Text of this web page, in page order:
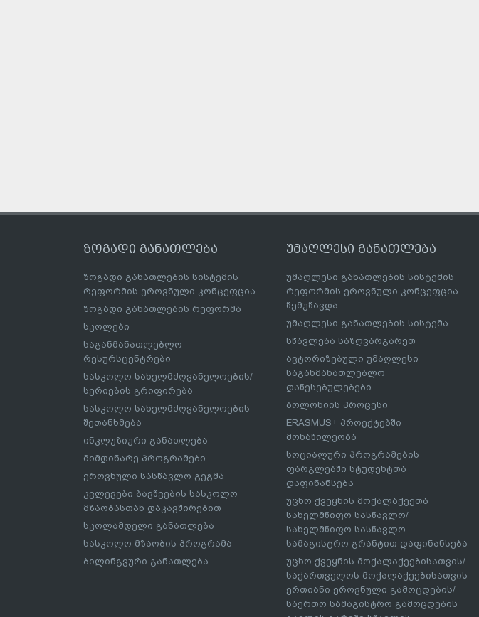
ზოგადი განათლება
ზოგადი განათლების სისტემის
რეფორმის ეროვნული კონცეფცია
ზოგადი განათლების რეფორმა
სკოლები
საგანმანათლებლო
რესურსცენტრები
სასკოლო სახელმძღვანელოების/
სერიების გრიფირება
სასკოლო სახელმძღვანელოების
შეთანხმება
ინკლუზიური განათლება
მიმდინარე პროგრამები
ეროვნული სასწავლო გეგმა
კვლევები ბავშვების სასკოლო
მზაობასთან დაკავშირებით
სკოლამდელი განათლება
სასკოლო მზაობის პროგრამა
ბილინგვური განათლება
უმაღლესი განათლება
უმაღლესი განათლების სისტემის
რეფორმის ეროვნული კონცეფცია
შემუშავდა
უმაღლესი განათლების სისტემა
სწავლება საზღვარგარეთ
ავტორიზებული უმაღლესი
საგანმანათლებლო
დაწესებულებები
ბოლონიის პროცესი
ERASMUS+ პროექტებში
მონაწილეობა
სოციალური პროგრამების
ფარგლებში სტუდენტთა
დაფინანსება
უცხო ქვეყნის მოქალაქეეთა
სახელმწიფო სასწავლო/
სახელმწიფო სასწავლო
სამაგისტრო გრანტით დაფინანსება
უცხო ქვეყნის მოქალაქეებისათვის/
საქართველოს მოქალაქეებისათვის
ერთიანი ეროვნული გამოცდების/
საერთო სამაგისტრო გამოცდების